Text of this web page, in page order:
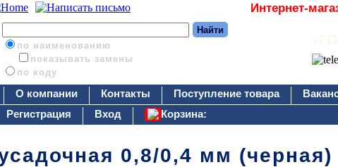
Интернет-
по наименованию
показывать замены
по коду
+7
О компании Контакты Поступление товара
Регистрация Вход
Корзина:
0,8/0,4 мм (черная)